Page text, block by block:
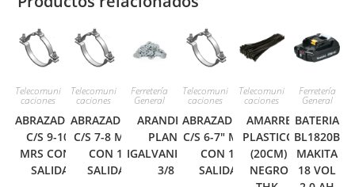
Telecomuni
caciones
ABRAZADERA
C/S 9-10″
MRS CON 1
SALIDA
Telecomuni
caciones
ABRAZADERA
C/S 7-8 MRS
CON 1
SALIDA
Ferretería
General
ARANDELA
PLANA
IGALVANIZADA
3/8
Telecomuni
caciones
ABRAZADERA
C/S 6-7″ MRS
CON 1
SALIDA
Telecomuni
caciones
AMARRE
PLASTICO
(20CM)
NEGRO
Ferretería
General
BATERIA
BL1820B
MAKITA
18 VOL